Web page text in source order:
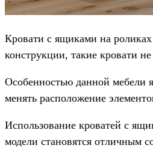
Кровати с ящиками на
конструкции, такие кровати
Особенностью данной мебели
менять расположение
Использование кроватей с
модели становятся отличным